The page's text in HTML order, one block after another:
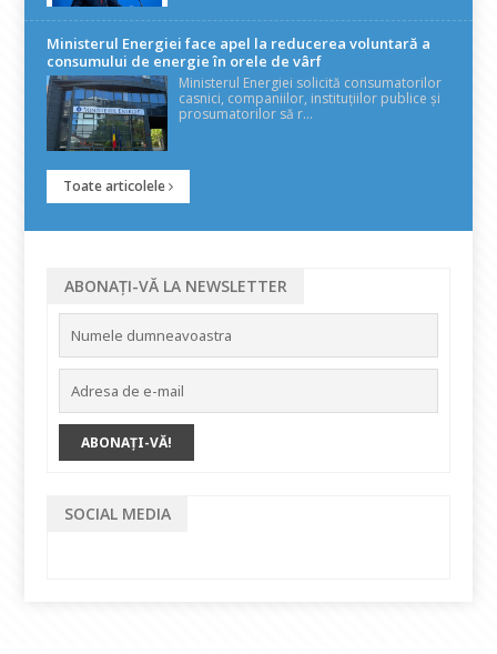
Ministerul Energiei face apel la reducerea voluntară a
consumului de energie în orele de vârf
Ministerul Energiei solicită consumatorilor
casnici, companiilor, instituțiilor publice și
prosumatorilor să r...
Toate articolele
ABONAȚI-VĂ LA NEWSLETTER
SOCIAL MEDIA